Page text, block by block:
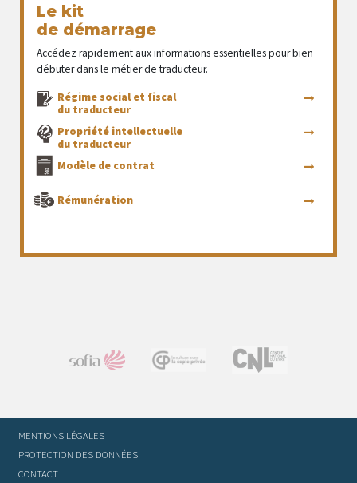
Le kit
de démarrage
Accédez rapidement aux informations essentielles pour bien
débuter dans le métier de traducteur.
Régime social et fiscal
du traducteur
Propriété intellectuelle
du traducteur
Modèle de contrat
Rémunération
MENTIONS LÉGALES
PROTECTION DES DONNÉES
CONTACT